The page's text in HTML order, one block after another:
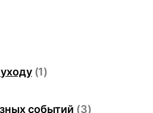
(1)
событий (3)